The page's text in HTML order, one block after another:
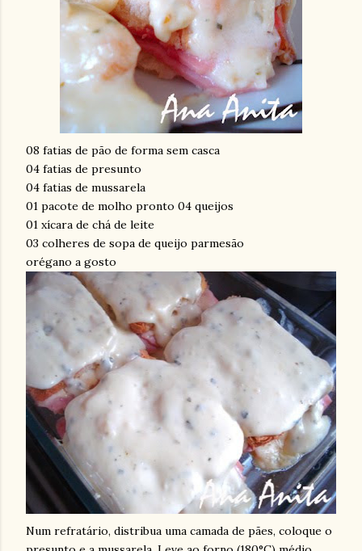
08 fatias de pão de forma sem casca
04 fatias de presunto
04 fatias de mussarela
01 pacote de molho pronto 04 queijos
01 xícara de chá de leite
03 colheres de sopa de queijo parmesão
orégano a gosto
Num refratário, distribua uma camada de pães, coloque o